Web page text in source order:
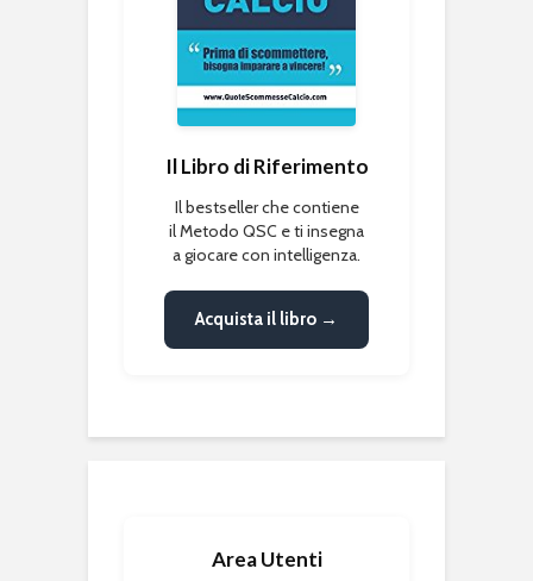
Il Libro di Riferimento
Il bestseller che contiene
il Metodo QSC e ti insegna
a giocare con intelligenza.
Acquista il libro →
Area Utenti